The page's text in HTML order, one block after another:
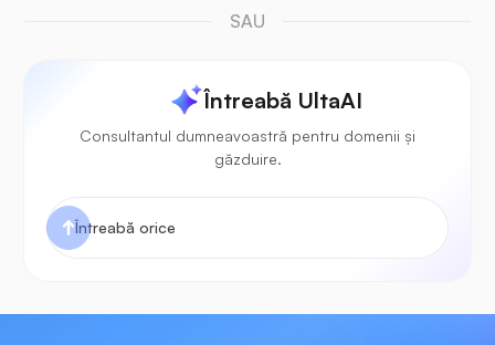
SAU
Întreabă UltaAI
Consultantul dumneavoastră pentru domenii și
găzduire.